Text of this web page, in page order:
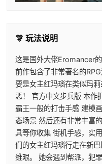
🎊 玩法说明
这是国外大佬Eromancer
前作包含了非常著名的
要是女主红玛瑙在类似玛
恶！ 官方中文步兵版 本作
霸王一般的打击手感 建模
态场景 然后还有非常丰富
具等你收集 街机手感，实
们的女主红玛瑙行走在新
维艰。 她会遇到帮派，犯